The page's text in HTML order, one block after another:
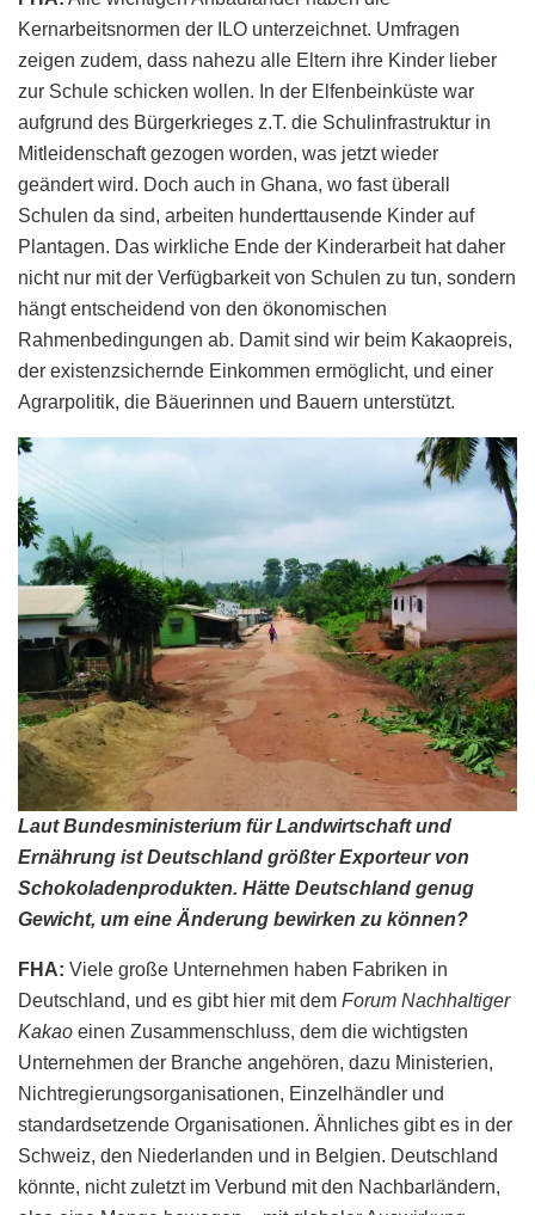
Kernarbeitsnormen der ILO unterzeichnet. Umfragen
zeigen zudem, dass nahezu alle Eltern ihre Kinder lieber
zur Schule schicken wollen. In der Elfenbeinküste war
aufgrund des Bürgerkrieges z.T. die Schulinfrastruktur in
Mitleidenschaft gezogen worden, was jetzt wieder
geändert wird. Doch auch in Ghana, wo fast überall
Schulen da sind, arbeiten hunderttausende Kinder auf
Plantagen. Das wirkliche Ende der Kinderarbeit hat daher
nicht nur mit der Verfügbarkeit von Schulen zu tun, sondern
hängt entscheidend von den ökonomischen
Rahmenbedingungen ab. Damit sind wir beim Kakaopreis,
der existenzsichernde Einkommen ermöglicht, und einer
Agrarpolitik, die Bäuerinnen und Bauern unterstützt.
Laut Bundesministerium für Landwirtschaft und
Ernährung ist Deutschland größter Exporteur von
Schokoladenprodukten. Hätte Deutschland genug
Gewicht, um eine Änderung bewirken zu können?
FHA: Viele große Unternehmen haben Fabriken in
Deutschland, und es gibt hier mit dem Forum Nachhaltiger
Kakao einen Zusammenschluss, dem die wichtigsten
Unternehmen der Branche angehören, dazu Ministerien,
Nichtregierungsorganisationen, Einzelhändler und
standardsetzende Organisationen. Ähnliches gibt es in der
Schweiz, den Niederlanden und in Belgien. Deutschland
könnte, nicht zuletzt im Verbund mit den Nachbarländern,